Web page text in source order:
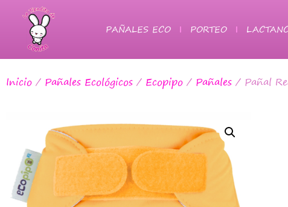
PAÑALES ECO PORTEO
Inicio / Pañales Ecológicos / Ecopipo / Pañales / Pañal